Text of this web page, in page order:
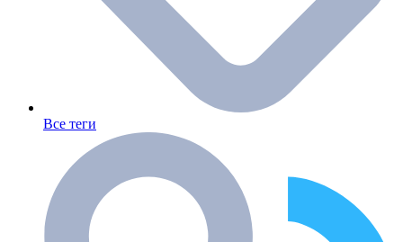
Все теги